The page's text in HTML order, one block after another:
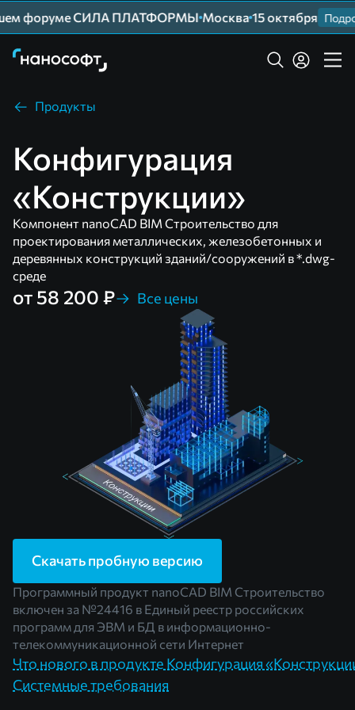
форуме СИЛА ПЛАТФОРМЫ Москва 15 октября
Продукты
Конфигурация
«Конструкции»
Компонент nanoCAD BIM Строительство для
проектирования металлических, железобетонных и
деревянных конструкций зданий/сооружений в *.dwg-
среде
от 58 200 ₽ Все цены
Скачать пробную версию
Программный продукт nanoCAD BIM Строительство
включен за №24416 в Единый реестр российских
программ для ЭВМ и БД в информационно-
телекоммуникационной сети Интернет
Что нового в продукте Конфигурация
Системные требования